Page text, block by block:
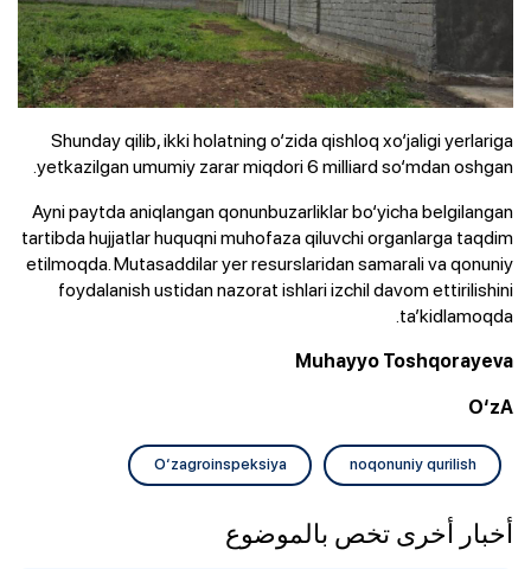
Shunday qilib, ikki holatning o‘zida qishloq xo‘jaligi yerlariga
yetkazilgan umumiy zarar miqdori 6 milliard so‘mdan oshgan.
Ayni paytda aniqlangan qonunbuzarliklar bo‘yicha belgilangan
tartibda hujjatlar huquqni muhofaza qiluvchi organlarga taqdim
etilmoqda. Mutasaddilar yer resurslaridan samarali va qonuniy
foydalanish ustidan nazorat ishlari izchil davom ettirilishini
ta’kidlamoqda.
Muhayyo Toshqorayeva
O‘zA
noqonuniy qurilish
O‘zagroinspeksiya
أخبار أخرى تخص بالموضوع